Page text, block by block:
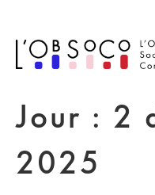
Jour : 2
2025